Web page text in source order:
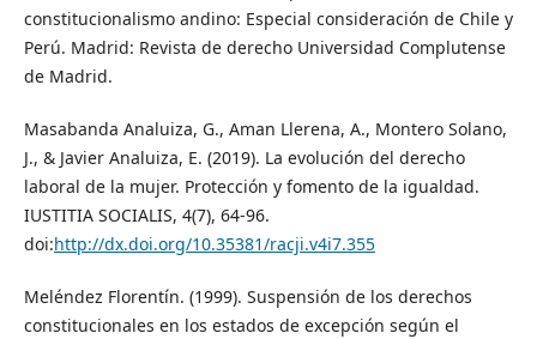
constitucionalismo andino: Especial consideración de Chile y
Perú. Madrid: Revista de derecho Universidad Complutense
de Madrid.
Masabanda Analuiza, G., Aman Llerena, A., Montero Solano,
J., & Javier Analuiza, E. (2019). La evolución del derecho
laboral de la mujer. Protección y fomento de la igualdad.
IUSTITIA SOCIALIS, 4(7), 64-96.
doi:http://dx.doi.org/10.35381/racji.v4i7.355
Meléndez Florentín. (1999). Suspensión de los derechos
constitucionales en los estados de excepción según el